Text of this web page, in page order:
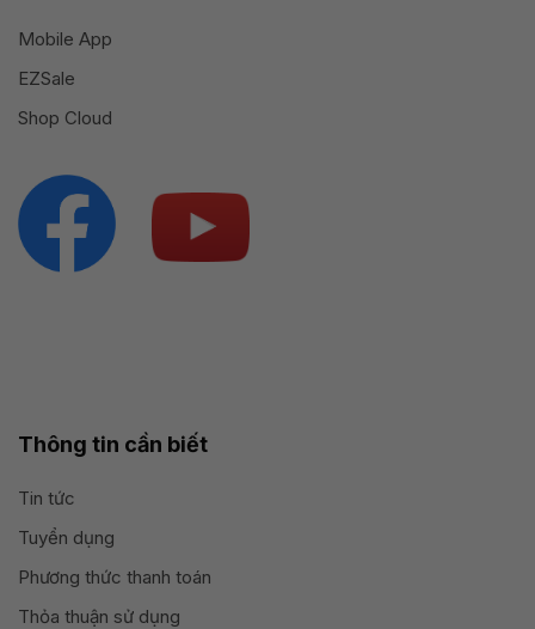
Mobile App
EZSale
Shop Cloud
Thông tin cần biết
Tin tức
Tuyển dụng
Phương thức thanh toán
Thỏa thuận sử dụng